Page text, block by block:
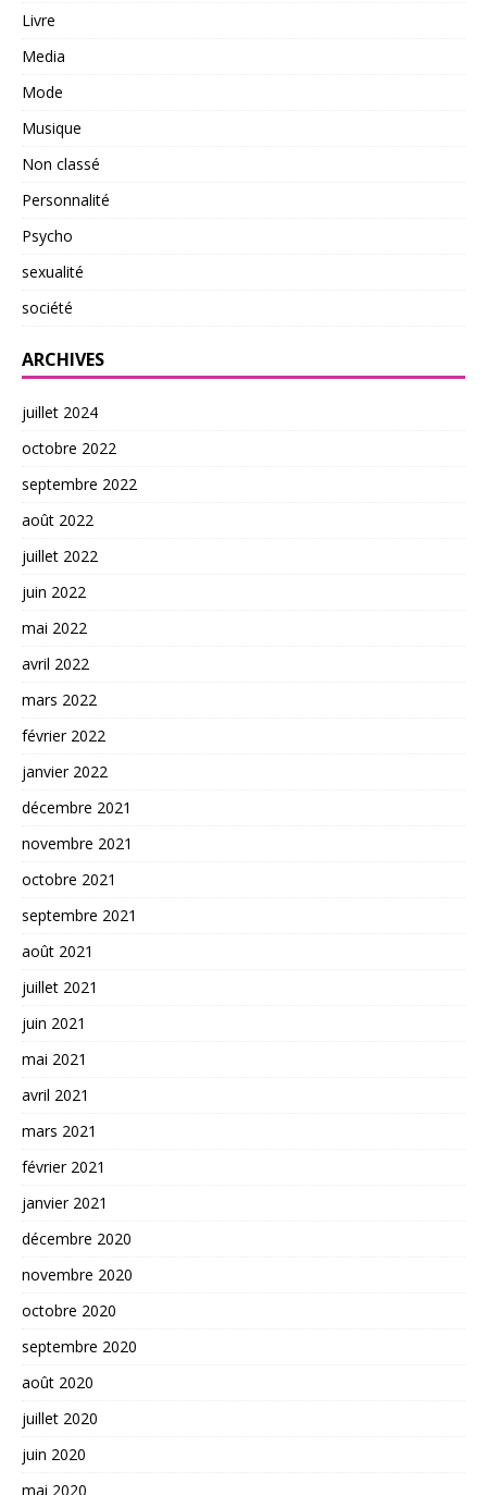
Livre
Media
Mode
Musique
Non classé
Personnalité
Psycho
sexualité
société
ARCHIVES
juillet 2024
octobre 2022
septembre 2022
août 2022
juillet 2022
juin 2022
mai 2022
avril 2022
mars 2022
février 2022
janvier 2022
décembre 2021
novembre 2021
octobre 2021
septembre 2021
août 2021
juillet 2021
juin 2021
mai 2021
avril 2021
mars 2021
février 2021
janvier 2021
décembre 2020
novembre 2020
octobre 2020
septembre 2020
août 2020
juillet 2020
juin 2020
mai 2020